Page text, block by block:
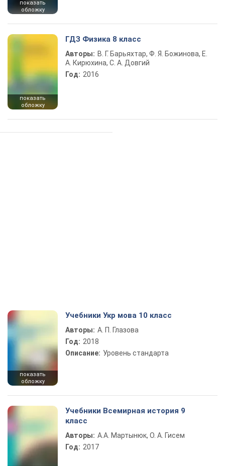
показать
обложку
показать
обложку
ГДЗ Физика 8 класс
Авторы: В. Г. Барьяхтар, Ф. Я. Божинова, Е.
А. Кирюхина, С. А. Довгий
Год: 2016
показать
обложку
Учебники Укр мова 10 класс
Авторы: А. П. Глазова
Год: 2018
Описание: Уровень стандарта
Учебники Всемирная история 9
класс
Авторы: А.А. Мартынюк, О. А. Гисем
Год: 2017